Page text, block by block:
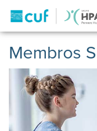
Membros